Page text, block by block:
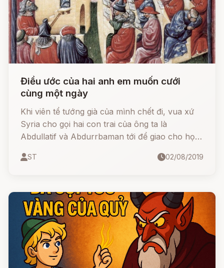
Điều ước của hai anh em muốn cưới
cùng một ngày
Khi viên tể tướng già của mình chết đi, vua xứ
Syria cho gọi hai con trai của ông ta là
Abdullatif và Abdurrbaman tới để giao cho họ
Hai anh em sau khi đã lạy tạ ân đức của hoàng
ST 02/08/2019